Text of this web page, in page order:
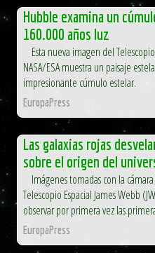
Hubble examina un
160.000 años luz
Esta nueva imagen del
NASA/ESA muestra un paisaje
impresionante cúmulo estelar.
EuropaPress
Las galaxias rojas
sobre el origen del
Imágenes tomadas con la
Telescopio Espacial James Webb
observar por primera vez las
EuropaPress